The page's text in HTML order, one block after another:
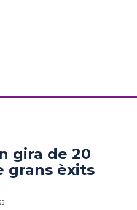
gira de 20
grans èxits